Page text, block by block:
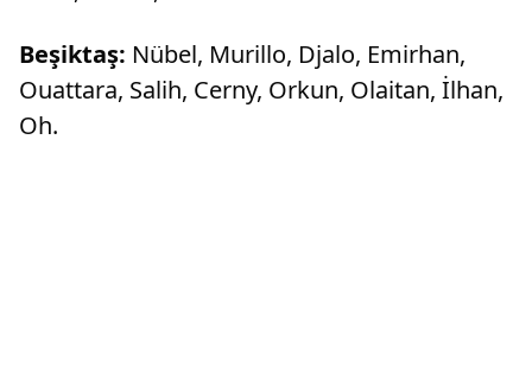
Beşiktaş: Nübel, Murillo, Djalo, Emirhan,
Ouattara, Salih, Cerny, Orkun, Olaitan, İlhan,
Oh.